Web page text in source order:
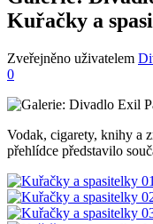
Kuřačky a
Zveřejněno uživatelem
0
Vodak, cigarety, knihy a
přehlídce představilo